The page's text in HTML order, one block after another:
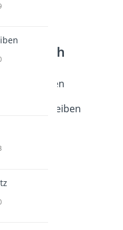
Deutsch
schreiben
Brief schreiben